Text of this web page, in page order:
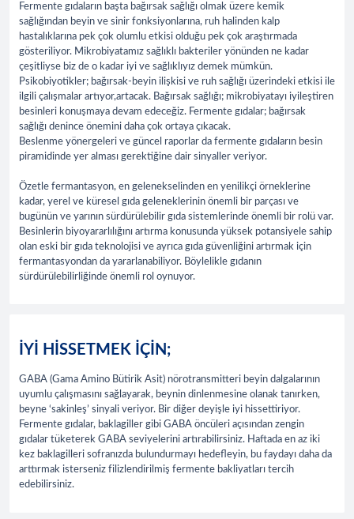
Fermente gıdaların başta bağırsak sağlığı olmak üzere kemik
sağlığından beyin ve sinir fonksiyonlarına, ruh halinden kalp
hastalıklarına pek çok olumlu etkisi olduğu pek çok araştırmada
gösteriliyor. Mikrobiyatamız sağlıklı bakteriler yönünden ne kadar
çeşitliyse biz de o kadar iyi ve sağlıklıyız demek mümkün.
Psikobiyotikler; bağırsak-beyin ilişkisi ve ruh sağlığı üzerindeki etkisi ile
ilgili çalışmalar artıyor,artacak. Bağırsak sağlığı; mikrobiyatayı iyileştiren
besinleri konuşmaya devam edeceğiz. Fermente gıdalar; bağırsak
sağlığı denince önemini daha çok ortaya çıkacak.
Beslenme yönergeleri ve güncel raporlar da fermente gıdaların besin
piramidinde yer alması gerektiğine dair sinyaller veriyor.
Özetle fermantasyon, en gelenekselinden en yenilikçi örneklerine
kadar, yerel ve küresel gıda geleneklerinin önemli bir parçası ve
bugünün ve yarının sürdürülebilir gıda sistemlerinde önemli bir rolü var.
Besinlerin biyoyararlılığını artırma konusunda yüksek potansiyele sahip
olan eski bir gıda teknolojisi ve ayrıca gıda güvenliğini artırmak için
fermantasyondan da yararlanabiliyor. Böylelikle gıdanın
sürdürülebilirliğinde önemli rol oynuyor.
İYİ HİSSETMEK İÇİN;
GABA (Gama Amino Bütirik Asit) nörotransmitteri beyin dalgalarının
uyumlu çalışmasını sağlayarak, beynin dinlenmesine olanak tanırken,
beyne ‘sakinleş’ sinyali veriyor. Bir diğer deyişle iyi hissettiriyor.
Fermente gıdalar, baklagiller gibi GABA öncüleri açısından zengin
gıdalar tüketerek GABA seviyelerini artırabilirsiniz. Haftada en az iki
kez baklagilleri sofranızda bulundurmayı hedefleyin, bu faydayı daha da
arttırmak isterseniz filizlendirilmiş fermente bakliyatları tercih
edebilirsiniz.